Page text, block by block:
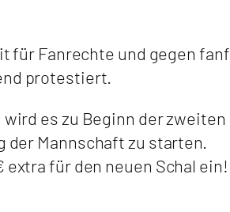
für Fanrechte und gegen
protestiert.
es zu Beginn der
Mannschaft zu starten.
extra für den neuen Schal ein!